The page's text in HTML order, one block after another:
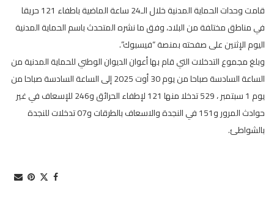
قامت وحدات الحماية المدنية خلال الـ24 ساعة الماضية باطفاء 121 حريقا
في مناطق مختلفة من البلاد، وفق ما نشره المتحدث باسم الحماية المدنية
اليوم الإثنين على صفحته بمنصة “فيسبوك”.
وبلغ مجموع التدخلات التي قام بها أعوان الديوان الوطني للحماية المدنية من
الساعة السادسة صباحا من يوم 30 أوت 2025 إلى الساعة السادسة صباحا من
يوم 1 سبتمبر ، 529 تدخلا منها 121 لإطفاء الحرائق و246 للإسعاف في غير
حوادث المرور و151 في النجدة والاسعاف بالطرقات و07 تدخلات للنجدة
بالشواطئ.